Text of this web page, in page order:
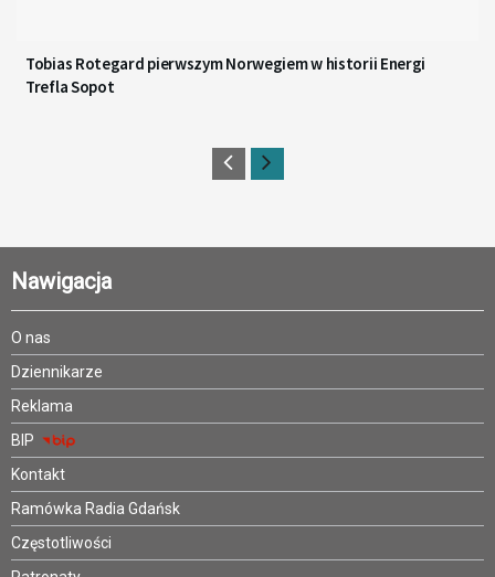
Tobias Rotegard pierwszym Norwegiem w historii Energi
Trefla Sopot
Nawigacja
O nas
Dziennikarze
Reklama
BIP
Kontakt
Ramówka Radia Gdańsk
Częstotliwości